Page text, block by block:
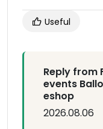
Useful
Reply from
events
eshop
2026.08.06